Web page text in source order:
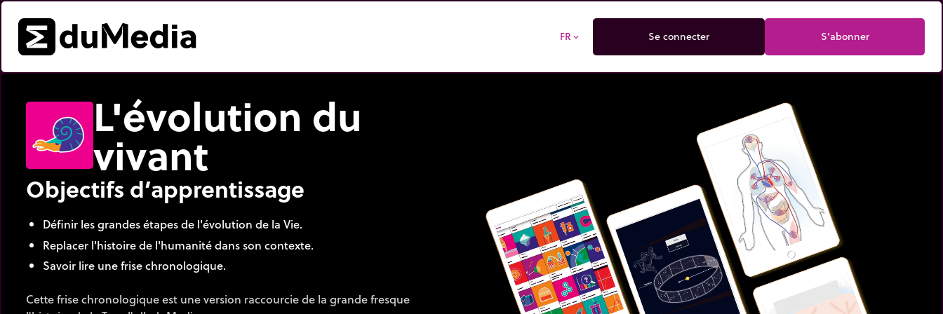
FR expand_more Se connecter S’abonner
L'évolution du
vivant
Objectifs d’apprentissage
Définir les grandes étapes de l'évolution de la Vie.
Replacer l'histoire de l'humanité dans son contexte.
Savoir lire une frise chronologique.
Cette frise chronologique est une version raccourcie de la grande fresque